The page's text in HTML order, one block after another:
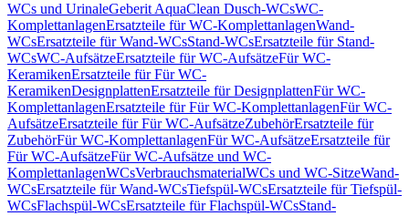
WCs und UrinaleGeberit AquaClean Dusch-WCsWC-
KomplettanlagenErsatzteile für WC-KomplettanlagenWand-
WCsErsatzteile für Wand-WCsStand-WCsErsatzteile für Stand-
WCsWC-AufsätzeErsatzteile für WC-AufsätzeFür WC-
KeramikenErsatzteile für Für WC-
KeramikenDesignplattenErsatzteile für DesignplattenFür WC-
KomplettanlagenErsatzteile für Für WC-KomplettanlagenFür WC-
AufsätzeErsatzteile für Für WC-AufsätzeZubehörErsatzteile für
ZubehörFür WC-KomplettanlagenFür WC-AufsätzeErsatzteile für
Für WC-AufsätzeFür WC-Aufsätze und WC-
KomplettanlagenWCsVerbrauchsmaterialWCs und WC-SitzeWand-
WCsErsatzteile für Wand-WCsTiefspül-WCsErsatzteile für Tiefspül-
WCsFlachspül-WCsErsatzteile für Flachspül-WCsStand-